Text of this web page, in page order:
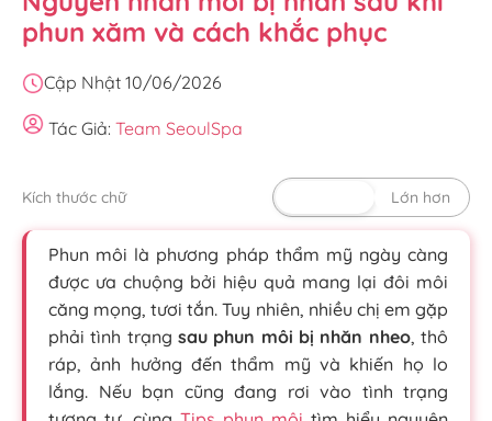
phun xăm và cách khắc phục
Cập Nhật 10/06/2026
Tác Giả: Team SeoulSpa
Kích thước chữ Lớn hơn
Phun môi là phương pháp thẩm mỹ ngày càng
được ưa chuộng bởi hiệu quả mang lại đôi môi
căng mọng, tươi tắn. Tuy nhiên, nhiều chị em gặp
phải tình trạng sau phun môi bị nhăn nheo, thô
ráp, ảnh hưởng đến thẩm mỹ và khiến họ lo
lắng. Nếu bạn cũng đang rơi vào tình trạng